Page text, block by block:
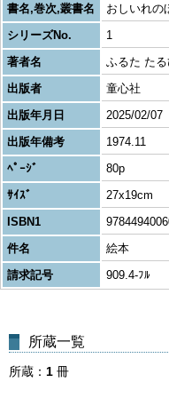
書名,巻次,叢書名
おしいれの
シリーズNo.
1
著者名
ふるた た
出版者
童心社
出版年月日
2025/02/07
出版年備考
1974.11
ﾍﾟｰｼﾞ
80p
ｻｲｽﾞ
27x19cm
ISBN1
件名
絵本
請求記号
909.4-ﾌﾙ
所蔵一覧
所蔵 1 冊